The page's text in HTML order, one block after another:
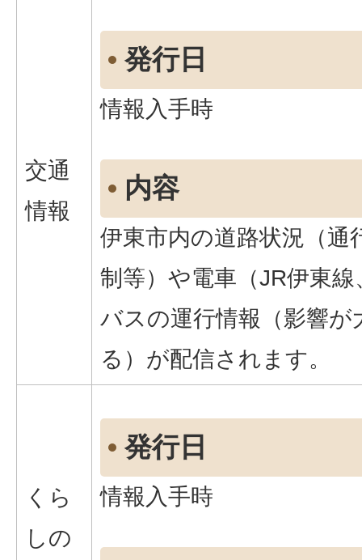
交通
情報
発行日
情報入手時
内容
伊東市内の道路状況（通
制等）や電車（JR伊東
バスの運行情報（影響が
る）が配信されます。
くら
しの
発行日
情報入手時